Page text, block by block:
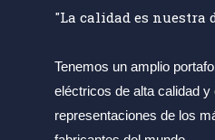
"La calidad es nuestra
Tenemos un amplio
eléctricos de alta calidad
representaciones de los